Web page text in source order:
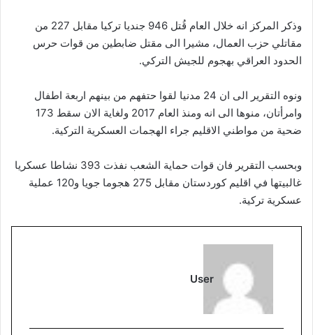
وذكر المركز انه خلال العام قُتل 946 جنديا تركيا مقابل 227 من
مقاتلي حزب العمال، مشيرا الى مقتل ضابطين من قوات حرس
الحدود العراقي بهجوم للجيش التركي.
ونوه التقرير الى ان 24 مدنيا لقوا حتفهم من بينهم اربعة اطفال
وامرأتان، منوها الى انه ومنذ العام 2017 ولغاية الان سقط 173
ضحية من مواطني الاقليم جراء الهجمات العسكرية التركية.
وبحسب التقرير فان قوات حماية الشعب نفذت 393 نشاطا عسكريا
غالبيتها في اقليم كوردستان مقابل 275 هجوما جويا و120 عملية
عسكرية تركية.
User